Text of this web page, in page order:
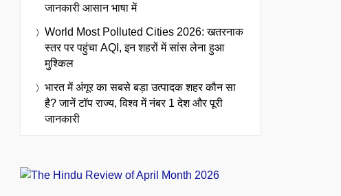
जानकारी आसान भाषा में
World Most Polluted Cities 2026: खतरनाक
स्तर पर पहुंचा AQI, इन शहरों में सांस लेना हुआ
मुश्किल
भारत में अंगूर का सबसे बड़ा उत्पादक शहर कौन सा
है? जानें टॉप राज्य, विश्व में नंबर 1 देश और पूरी
जानकारी